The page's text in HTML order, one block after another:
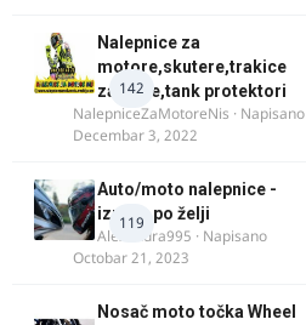
142
Nalepnice za
motore,skutere,trakice
za felne,tank protektori
NalepniceZaMotoreNis · Napisano
Decembar 3, 2022
119
Auto/moto nalepnice -
izrada po želji
Alexandra995 · Napisano
Octobar 21, 2023
Nosač moto točka Wheel